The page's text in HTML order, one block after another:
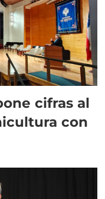
cifras al
con